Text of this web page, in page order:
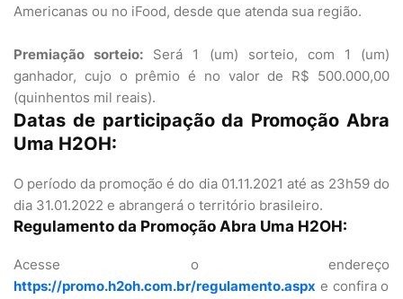
Americanas ou no iFood, desde que atenda sua região.
Premiação sorteio: Será 1 (um) sorteio, com 1 (um)
ganhador, cujo o prêmio é no valor de R$ 500.000,00
(quinhentos mil reais).
Datas de participação da Promoção Abra
Uma H2OH:
O período da promoção é do dia 01.11.2021 até as 23h59 do
dia 31.01.2022 e abrangerá o território brasileiro.
Regulamento da Promoção Abra Uma H2OH:
Acesse o endereço
https://promo.h2oh.com.br/regulamento.aspx e confira o